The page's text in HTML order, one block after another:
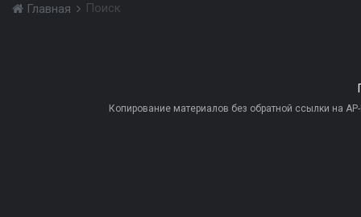
Главная Поиск
Копирование материалов без обратной ссылки на